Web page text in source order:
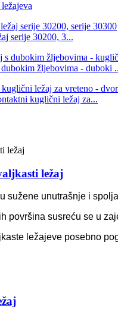
serije 30200, 3...
žljebovima - duboki
kuglični ležaj za...
ležaj
sužene unutrašnje i
površina susreću se u
ležajeve posebno